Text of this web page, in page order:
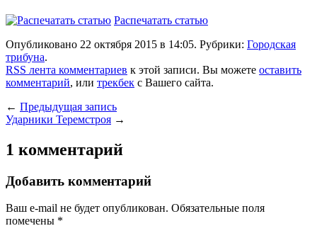
Распечатать статью
Опубликовано 22 октября 2015 в 14:05. Рубрики: Городская
трибуна.
RSS лента комментариев к этой записи. Вы можете оставить
комментарий, или трекбек с Вашего сайта.
← Предыдущая запись
Ударники Теремстроя →
1 комментарий
Добавить комментарий
Ваш e-mail не будет опубликован. Обязательные поля
помечены *